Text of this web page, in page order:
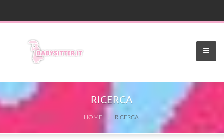
RICERCA
HOME RICERCA